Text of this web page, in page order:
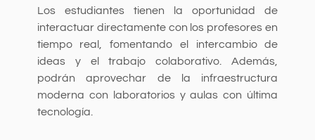
Los estudiantes tienen la oportunidad de
interactuar directamente con los profesores en
tiempo real, fomentando el intercambio de
ideas y el trabajo colaborativo. Además,
podrán aprovechar de la infraestructura
moderna con laboratorios y aulas con última
tecnología.